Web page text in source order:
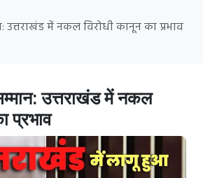
उत्तराखंड में नकल विरोधी कानून का प्रभाव
उत्तराखंड में नकल
प्रभाव